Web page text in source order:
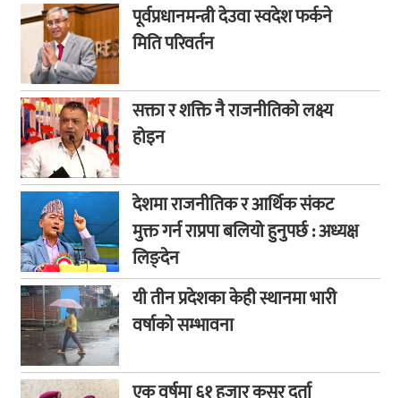
पूर्वप्रधानमन्त्री देउवा स्वदेश फर्कने
मिति परिवर्तन
सक्ता र शक्ति नै राजनीतिको लक्ष्य
होइन
देशमा राजनीतिक र आर्थिक संकट
मुक्त गर्न राप्रपा बलियो हुनुपर्छ : अध्यक्ष
लिङ्देन
यी तीन प्रदेशका केही स्थानमा भारी
वर्षाको सम्भावना